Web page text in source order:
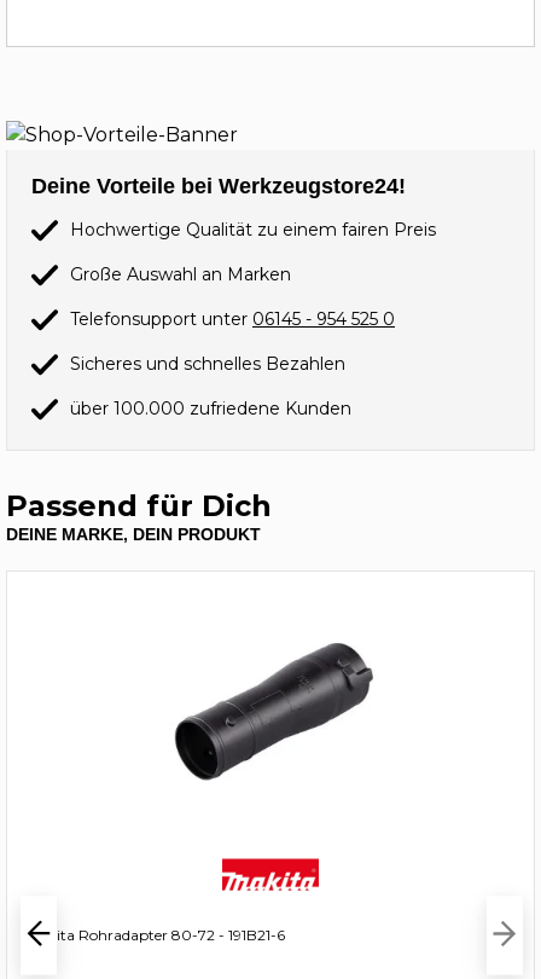
Deine Vorteile bei Werkzeugstore24!
Hochwertige Qualität zu einem fairen Preis
Große Auswahl an Marken
Telefonsupport unter 06145 - 954 525 0
Sicheres und schnelles Bezahlen
über 100.000 zufriedene Kunden
Passend für Dich
DEINE MARKE, DEIN PRODUKT
Makita Rohradapter 80-72 - 191B21-6